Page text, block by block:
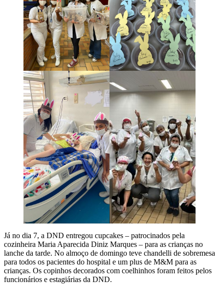
Já no dia 7, a DND entregou cupcakes – patrocinados pela
cozinheira Maria Aparecida Diniz Marques – para as crianças no
lanche da tarde. No almoço de domingo teve chandelli de sobremesa
para todos os pacientes do hospital e um plus de M&M para as
crianças. Os copinhos decorados com coelhinhos foram feitos pelos
funcionários e estagiárias da DND.